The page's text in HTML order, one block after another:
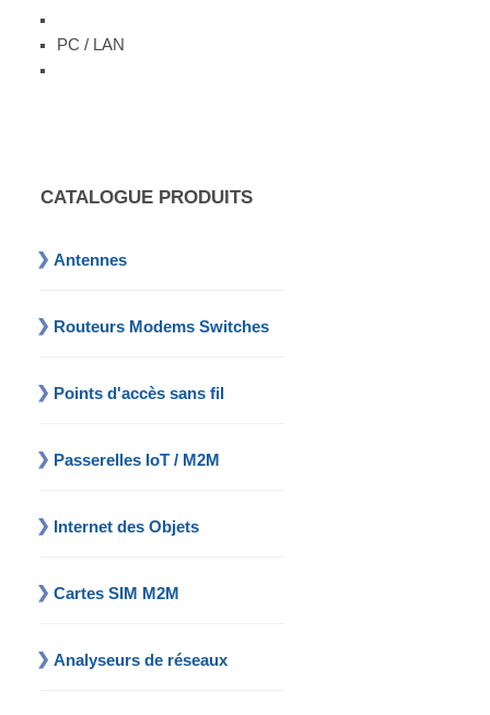
PC / LAN
CATALOGUE PRODUITS
Antennes
Routeurs Modems Switches
Points d'accès sans fil
Passerelles IoT / M2M
Internet des Objets
Cartes SIM M2M
Analyseurs de réseaux